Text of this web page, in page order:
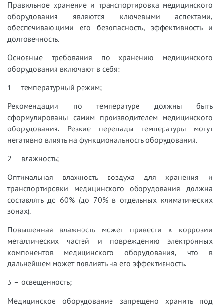
Правильное хранение и транспортировка медицинского
оборудования являются ключевыми аспектами,
обеспечивающими его безопасность, эффективность и
долговечность.
Основные требования по хранению медицинского
оборудования включают в себя:
1 – температурный режим;
Рекомендации по температуре должны быть
сформулированы самим производителем медицинского
оборудования. Резкие перепады температуры могут
негативно влиять на функциональность оборудования.
2 – влажность;
Оптимальная влажность воздуха для хранения и
транспортировки медицинского оборудования должна
составлять до 60% (до 70% в отдельных климатических
зонах).
Повышенная влажность может привести к коррозии
металлических частей и повреждению электронных
компонентов медицинского оборудования, что в
дальнейшем может повлиять на его эффективность.
3 – освещенность;
Медицинское оборудование запрещено хранить под